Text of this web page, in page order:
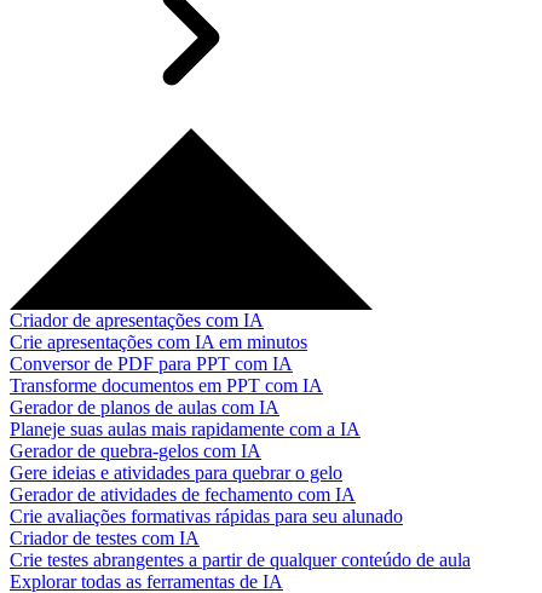
Criador de apresentações com IA
Crie apresentações com IA em minutos
Conversor de PDF para PPT com IA
Transforme documentos em PPT com IA
Gerador de planos de aulas com IA
Planeje suas aulas mais rapidamente com a IA
Gerador de quebra-gelos com IA
Gere ideias e atividades para quebrar o gelo
Gerador de atividades de fechamento com IA
Crie avaliações formativas rápidas para seu alunado
Criador de testes com IA
Crie testes abrangentes a partir de qualquer conteúdo de aula
Explorar todas as ferramentas de IA